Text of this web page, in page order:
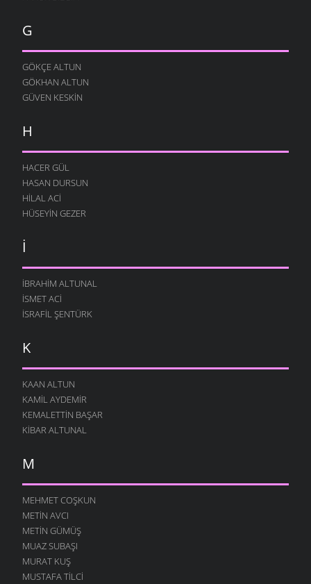
G
GÖKÇE ALTUN
GÖKHAN ALTUN
GÜVEN KESKIN
H
HACER GÜL
HASAN DURSUN
HILAL ACI
HÜSEYIN GEZER
İ
İBRAHIM ALTUNAL
İSMET ACI
İSRAFIL ŞENTÜRK
K
KAAN ALTUN
KAMIL AYDEMIR
KEMALETTIN BAŞAR
KIBAR ALTUNAL
M
MEHMET COŞKUN
METIN AVCI
METIN GÜMÜŞ
MUAZ SUBAŞI
MURAT KUŞ
MUSTAFA TILCI